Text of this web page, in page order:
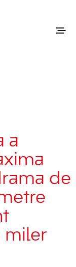
a
de
miler